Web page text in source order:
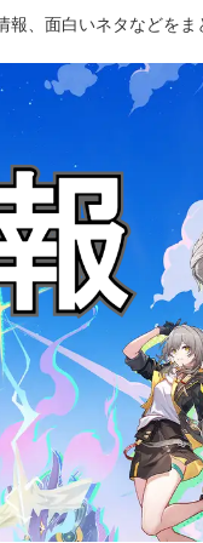
、面白いネタなどをま